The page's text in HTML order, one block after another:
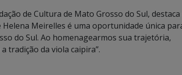
de Cultura de Mato Grosso do Sul, destaca
Meirelles é uma oportunidade única
do Sul. Ao homenagearmos sua trajetória,
tradição da viola caipira”.